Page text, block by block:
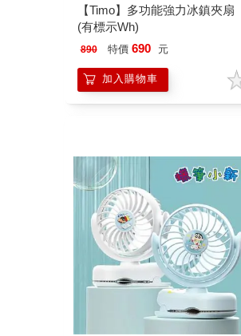
【Timo】多功能強力冰鎮夾扇
(有標示Wh)
890 特價 690 元
加入購物車